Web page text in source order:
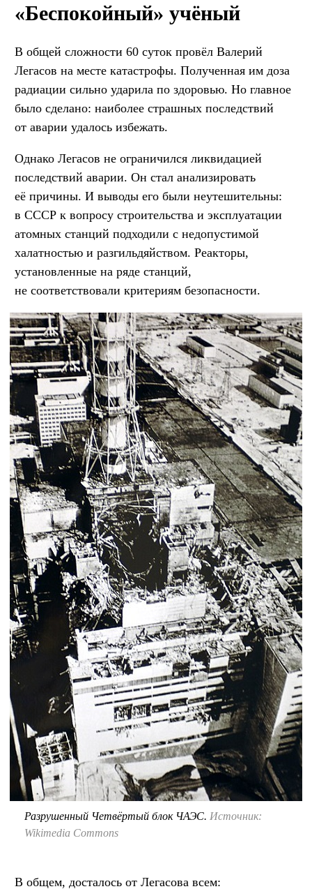
«Беспокойный» учёный
В общей сложности 60 суток провёл Валерий
Легасов на месте катастрофы. Полученная им доза
радиации сильно ударила по здоровью. Но главное
было сделано: наиболее страшных последствий
от аварии удалось избежать.
Однако Легасов не ограничился ликвидацией
последствий аварии. Он стал анализировать
её причины. И выводы его были неутешительны:
в СССР к вопросу строительства и эксплуатации
атомных станций подходили с недопустимой
халатностью и разгильдяйством. Реакторы,
установленные на ряде станций,
не соответствовали критериям безопасности.
Разрушенный Четвёртый блок ЧАЭС. Источник:
Wikimedia Commons
В общем, досталось от Легасова всем: